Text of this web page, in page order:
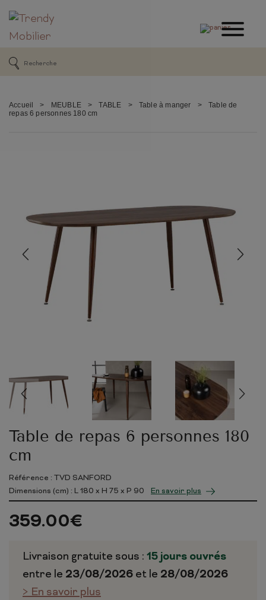
Accueil > MEUBLE > TABLE > Table à manger >
Table de
repas 6 personnes 180 cm
Table de repas 6 personnes 180
cm
Référence : TVD SANFORD
Dimensions (cm) : L180 x H 75 x P 90 En savoir plus
359.00€
Livraison gratuite sous : 15 jours ouvrés
entre le 23/08/2026 et le 28/08/2026
> En savoir plus